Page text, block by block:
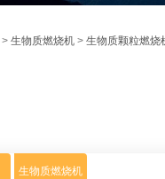
>生物质燃烧机 >生物质颗粒燃烧
生物质燃烧机